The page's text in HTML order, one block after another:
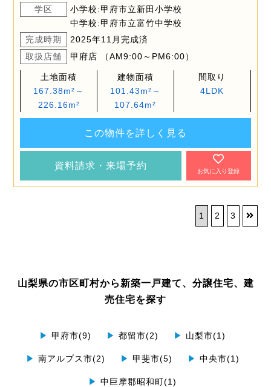
学区
小学校:甲府市立新田小学校
中学校:甲府市立富竹中学校
完成時期
2025年11月完成済
取扱店舗
甲府店 （AM9:00～PM6:00）
土地面積
167.38m²～
226.16m²
建物面積
101.43m²～
107.64m²
間取り
4LDK
この物件を詳しく見る
資料請求・来場予約
お気に入り登録
1 2 3
山梨県の市区町村から新築一戸建て、分譲住宅、建
売住宅を探す
▶ 甲府市(9) ▶ 都留市(2) ▶ 山梨市(1)
▶ 南アルプス市(2) ▶ 甲斐市(5) ▶ 中央市(1)
▶ 中巨摩郡昭和町(1)